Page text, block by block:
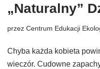
„Naturalny”
przez Centrum Edukacji
Chyba każda kobieta
wieczór. Cudowne